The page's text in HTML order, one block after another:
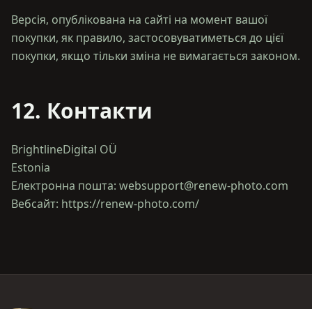
Версія, опублікована на сайті на момент вашої
покупки, як правило, застосовуватиметься до цієї
12. Контакти
BrightlineDigital OÜ
Estonia
Електронна пошта: websupport@renew-photo.com